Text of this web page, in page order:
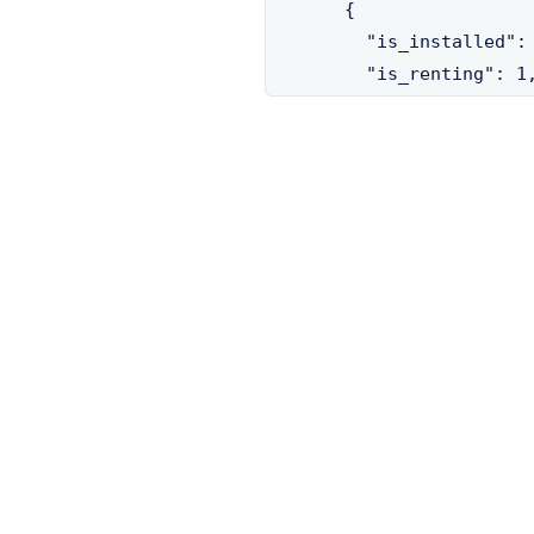
      {
"is_installed":
        "is_renting": 1,